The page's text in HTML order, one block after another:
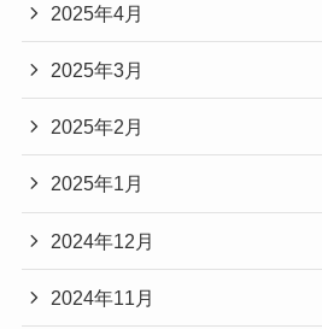
2025年4月
2025年3月
2025年2月
2025年1月
2024年12月
2024年11月